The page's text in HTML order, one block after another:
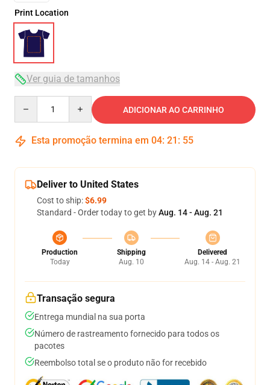
Print Location
Ver guia de tamanhos
ADICIONAR AO CARRINHO
Esta promoção termina em 04: 21 : 54
Deliver to United States
Cost to ship:$6.99
Standard - Order today to get byAug. 14 - Aug. 21
Production
Today
Shipping
Aug. 10
Delivered
Aug. 14 - Aug. 21
Transação segura
Entrega mundial na sua porta
Número de rastreamento fornecido para todos os
pacotes
Reembolso total se o produto não for recebido